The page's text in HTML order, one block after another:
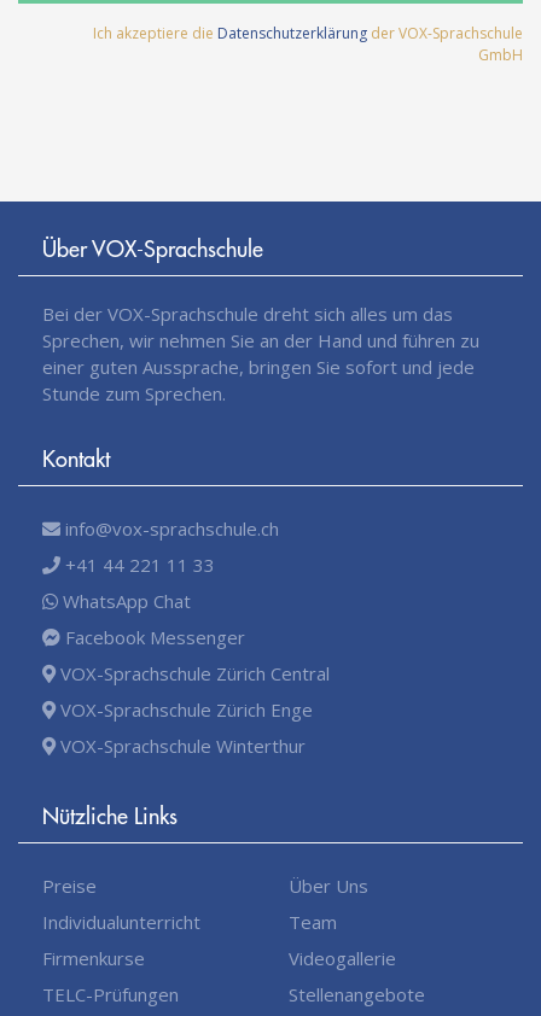
Ich akzeptiere die Datenschutzerklärung der VOX-Sprachschule
GmbH
Über VOX-Sprachschule
Bei der VOX-Sprachschule dreht sich alles um das
Sprechen, wir nehmen Sie an der Hand und führen zu
einer guten Aussprache, bringen Sie sofort und jede
Stunde zum Sprechen.
Kontakt
info@vox-sprachschule.ch
+41 44 221 11 33
WhatsApp Chat
Facebook Messenger
VOX-Sprachschule Zürich Central
VOX-Sprachschule Zürich Enge
VOX-Sprachschule Winterthur
Nützliche Links
Preise
Individualunterricht
Firmenkurse
TELC-Prüfungen
Über Uns
Team
Videogallerie
Stellenangebote